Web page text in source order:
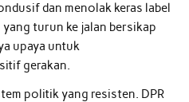
dan menolak keras label
turun ke jalan bersikap
upaya untuk
gerakan.
politik yang resisten. DPR